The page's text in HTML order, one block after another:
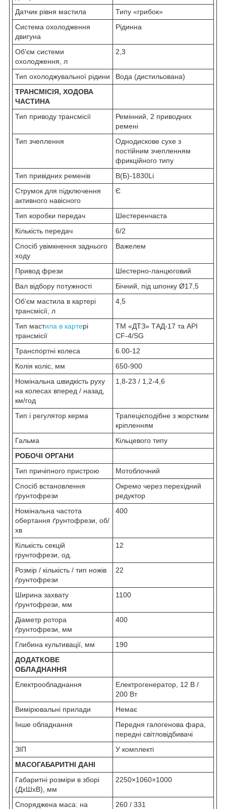
Датчик рівня мастила
Типу «грибок»
Система охолодження
двигуна
Рідинна
Обʼєм системи
охолодження, л
2,3
Тип охолоджувальної рідини
Вода (дистильована)
ТРАНСМІСІЯ, ХОДОВА
ЧАСТИНА
Тип приводу трансмісії
Ремінний, 2 приводних
ремені
Тип зчеплення
Однодискове сухе з
постійним зчепленням
фрикційного типу
Тип привідних ременів
В(Б)-1830Li
Струмок для підключення
активного навісного
Є
Тип коробки передач
Шестеренчаста
Кількість передач
6/2
Спосіб увімкнення заднього
ходу
Важелем
Привод фрези
Шестерно-ланцюговий
Вал відбору потужності
Бічний, під шпонку Ø17,5
Обʼєм мастила в картері
трансмісії, л
4,5
Тип мастила в картері
трансмісії
ТМ «ДТЗ» ТАД-17 та API
CF-4/SG
Транспортні колеса
6.00-12
Колія коліс, мм
650-900
Номінальна швидкість руху
на колесах вперед / назад,
км/год
1,8-23 / 1,2-4,6
Тип і регулятор керма
Трапецієподібне з жорстким
кріпленням
Гальма
Кільцевого типу
РОБОЧІ ОРГАНИ
Тип причіпного пристрою
Мотоблочний
Спосіб встановлення
ґрунтофрези
Окремо через перехідний
редуктор
Номінальна частота
обертання ґрунтофрези, об/
хв
400
Кількість секцій
грунтофрези, од.
12
Розмір / кількість / тип ножів
ґрунтофрези
22
Ширина захвату
ґрунтофрези, мм
1100
Діаметр ротора
ґрунтофрези, мм
400
Глибина культивації, мм
190
ДОДАТКОВЕ
ОБЛАДНАННЯ
Електрообладнання
Електрогенератор, 12 В /
200 Вт
Вимірювальні прилади
Немає
Інше обладнання
Передня галогенова фара,
передні світловідбивачі
ЗІП
У комплекті
МАСОГАБАРИТНІ ДАНІ
Габаритні розміри в зборі
(ДхШхВ), мм
2250×1060×1000
Споряджена маса: на
260 / 331